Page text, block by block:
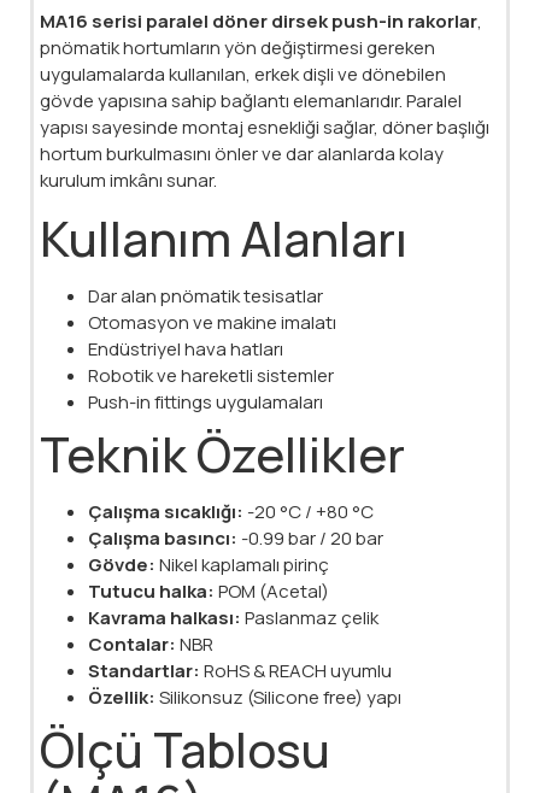
MA16 serisi paralel döner dirsek push-in rakorlar,
pnömatik hortumların yön değiştirmesi gereken
uygulamalarda kullanılan, erkek dişli ve dönebilen
gövde yapısına sahip bağlantı elemanlarıdır. Paralel
yapısı sayesinde montaj esnekliği sağlar, döner başlığı
hortum burkulmasını önler ve dar alanlarda kolay
kurulum imkânı sunar.
Kullanım Alanları
Dar alan pnömatik tesisatlar
Otomasyon ve makine imalatı
Endüstriyel hava hatları
Robotik ve hareketli sistemler
Push-in fittings uygulamaları
Teknik Özellikler
Çalışma sıcaklığı: -20 °C / +80 °C
Çalışma basıncı: -0.99 bar / 20 bar
Gövde: Nikel kaplamalı pirinç
Tutucu halka: POM (Acetal)
Kavrama halkası: Paslanmaz çelik
Contalar: NBR
Standartlar: RoHS & REACH uyumlu
Özellik: Silikonsuz (Silicone free) yapı
Ölçü Tablosu